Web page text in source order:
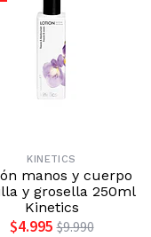
KINETICS
manos y cuerpo
y grosella 250ml
Kinetics
$4.995 $9.990